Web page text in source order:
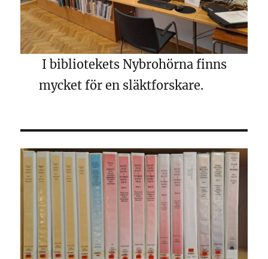
I bibliotekets Nybrohörna finns
mycket för en släktforskare.